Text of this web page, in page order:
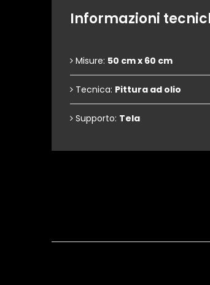
Informazioni
Misure: 50 cm x 60 cm
Tecnica: Pittura ad olio
Supporto: Tela